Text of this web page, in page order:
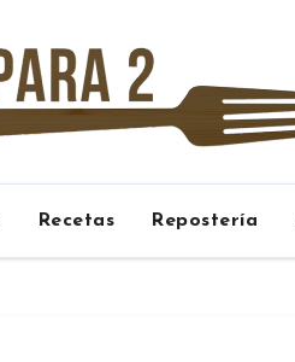
Recetas Repostería